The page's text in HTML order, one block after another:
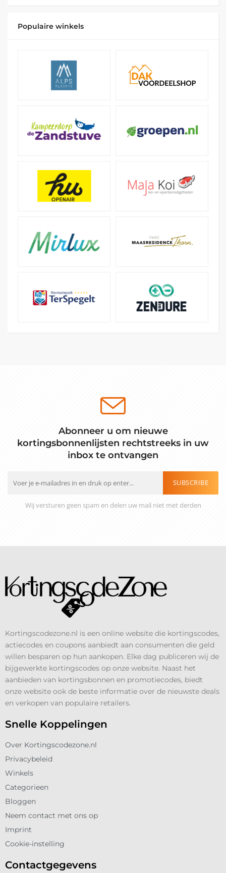
Populaire winkels
Abonneer u om nieuwe
kortingsbonnenlijsten rechtstreeks in uw
inbox te ontvangen
SUBSCRIBE
Wij versturen geen spam en delen uw mail niet met derden
Kortingscodezone.nl is een online website die kortingscodes,
actiecodes en coupons aanbiedt aan consumenten die geld
willen besparen op hun aankopen. Elke dag publiceren wij de
bijgewerkte kortingscodes op onze website. Naast het
aanbieden van kortingsbonnen en promotiecodes, biedt
onze website ook de beste informatie over de nieuwste deals
en verkopen van populaire retailers.
Snelle Koppelingen
Over Kortingscodezone.nl
Privacybeleid
Winkels
Categorieen
Bloggen
Neem contact met ons op
Imprint
Cookie-instelling
Contactgegevens